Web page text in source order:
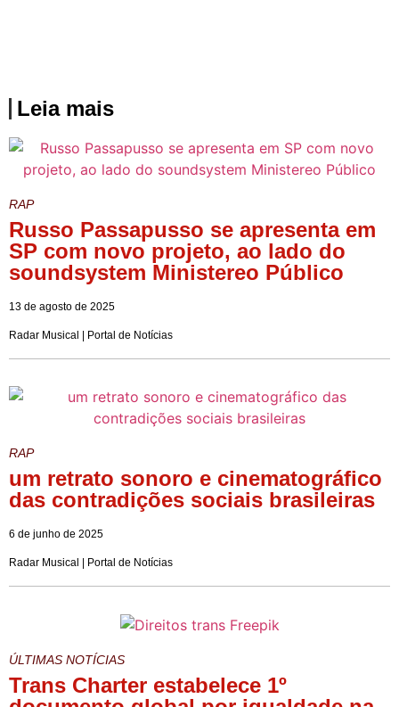
Leia mais
RAP
Russo Passapusso se apresenta em
SP com novo projeto, ao lado do
soundsystem Ministereo Público
13 de agosto de 2025
Radar Musical | Portal de Notícias
RAP
um retrato sonoro e cinematográfico
das contradições sociais brasileiras
6 de junho de 2025
Radar Musical | Portal de Notícias
ÚLTIMAS NOTÍCIAS
Trans Charter estabelece 1º